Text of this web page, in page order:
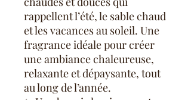
rappellent l’été, le sable chaud
et les vacances au soleil. Une
fragrance idéale pour créer
une ambiance chaleureuse,
relaxante et dépaysante, tout
au long de l’année.